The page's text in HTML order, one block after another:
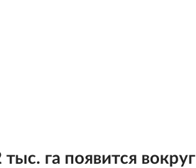
га появится вокруг